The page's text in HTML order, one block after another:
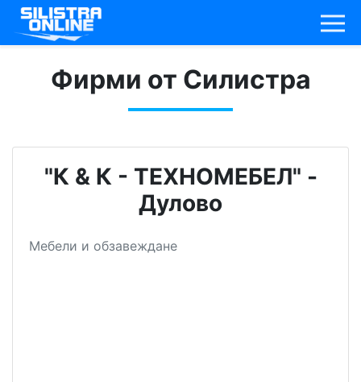
Фирми от Силистра
"К & К - ТЕХНОМЕБЕЛ" -
Дулово
Мебели и обзавеждане